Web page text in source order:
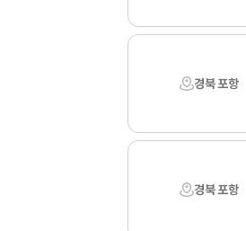
경북 포항
경북 포항